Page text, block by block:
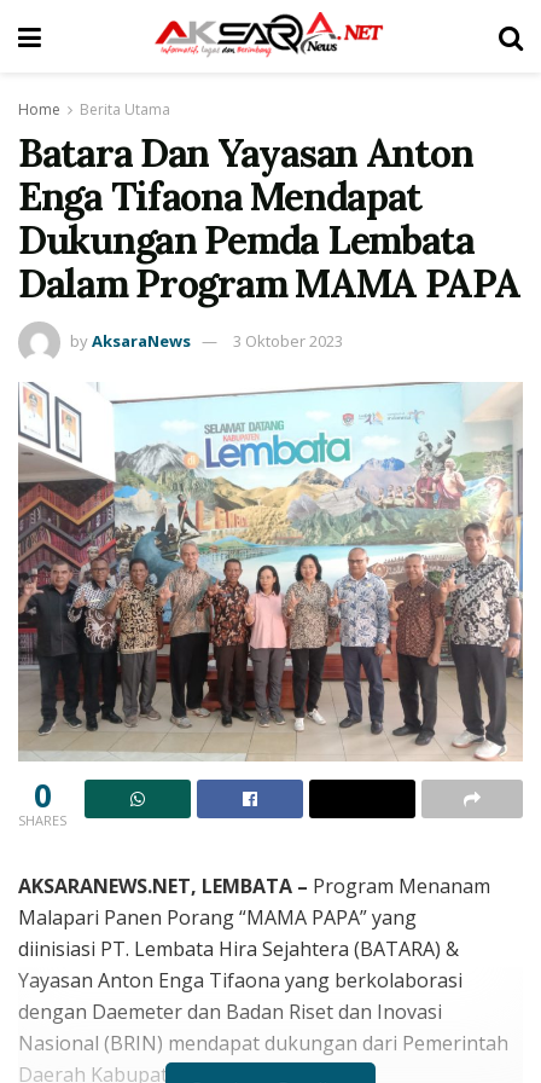
Home Berita Utama
Batara Dan Yayasan Anton
Enga Tifaona Mendapat
Dukungan Pemda Lembata
Dalam Program MAMA PAPA
byAksaraNews 3 Oktober 2023
0
SHARES
AKSARANEWS.NET, LEMBATA – Program Menanam
Malapari Panen Porang “MAMA PAPA” yang
diinisiasi PT. Lembata Hira Sejahtera (BATARA) &
Yayasan Anton Enga Tifaona yang berkolaborasi
dengan Daemeter dan Badan Riset dan Inovasi
Nasional (BRIN) mendapat dukungan dari Pemerintah
Daerah Kabupaten Lembata.